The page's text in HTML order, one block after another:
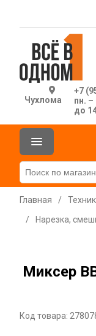
Чухлома
+7
пн. –
до
Главная /
/
Нарезка,
Миксер
Код товара: